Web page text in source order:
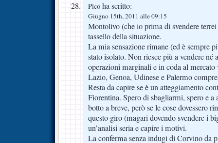
Pico ha scritto:
Giugno 15th, 2011 alle 09:15
Montolivo (che io prima di svendere
tassello della situazione.
La mia sensazione rimane (ed è sempre
stato isolato. Non riesce più a vendere né
operazioni marginali e in coda al
Lazio, Genoa, Udinese e Palermo
Resta da capire se è un atteggiamento
Fiorentina. Spero di sbagliarmi, spero e
botto a breve, però se le cose dovessero
questo giro (magari dovendo svendere i
un’analisi seria e capire i motivi.
La conferma senza indugi di Corvino da